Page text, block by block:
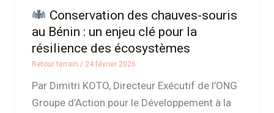
Conservation des chauves-souris
au Bénin : un enjeu clé pour la
résilience des écosystèmes
Retour terrain / 24 février 2026
Par Dimitri KOTO, Directeur Exécutif de l’ONG
Groupe d’Action pour le Développement à la
pour
résilience
des